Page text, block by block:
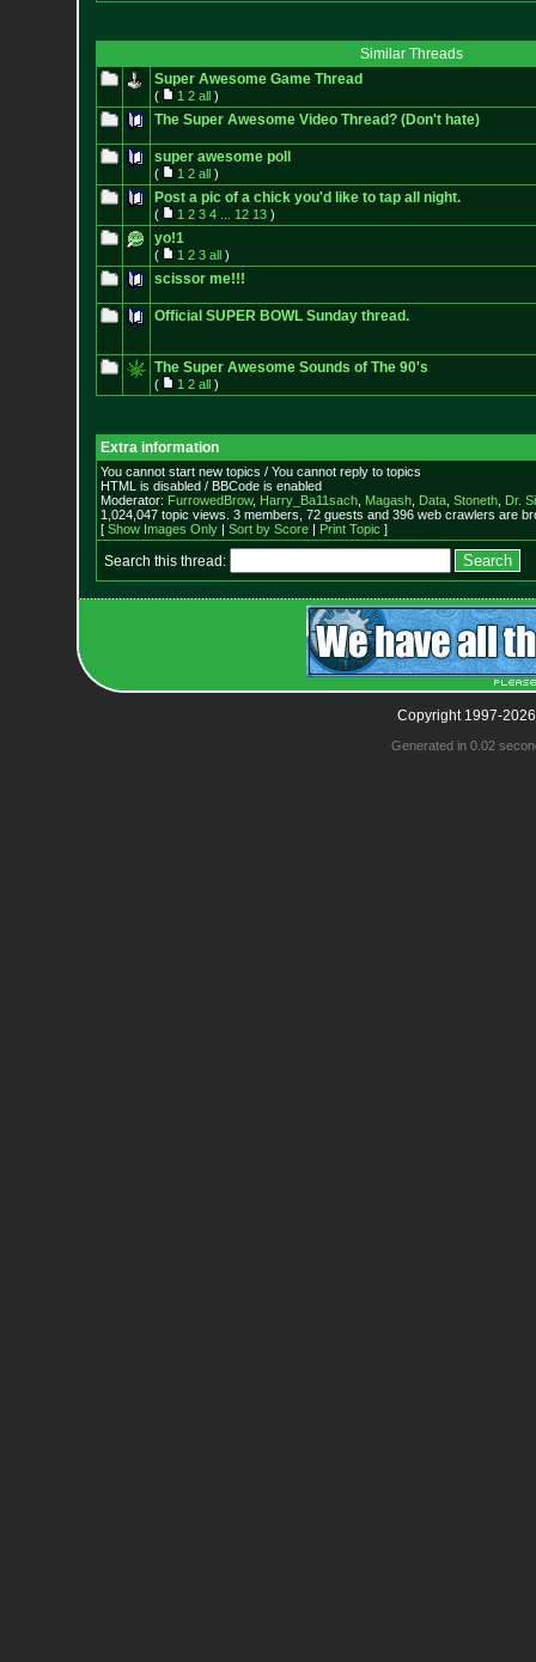
Similar Threads
Super Awesome Game Thread
( 1 2 all)
The Super Awesome Video Thread? (Don't hate)
super awesome poll
( 1 2 all)
Post a pic of a chick you'd like to tap all night.
( 1 2 3 4 12 13)
yo!1
( 1 2 3 all)
scissor me!!!
Official SUPER BOWL Sunday thread.
The Super Awesome Sounds of The 90's
( 1 2 all)
Extra information
You cannot start new topics / You cannot reply to topics
HTML is disabled / BBCode is enabled
Moderator: FurrowedBrow, Harry_Ba11sach, Magash, Data, Stoneth, Dr.
1,024,047 topic views. 3 members, 72 guests and 396 web crawlers are
[ Show Images Only| Sort by Score| Print Topic ]
Search this thread:
Copyright 1997-
Generated in 0.02